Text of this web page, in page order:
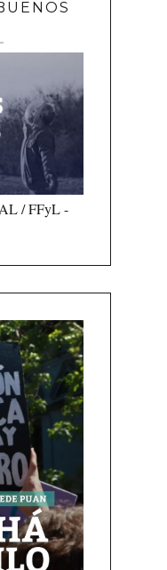
/ FFyL -